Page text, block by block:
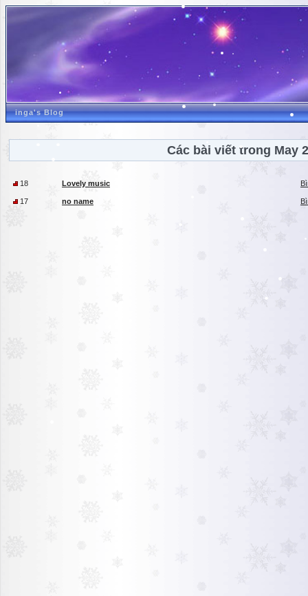
inga's Blog
Các bài viết trong May
18 Lovely music
17 no name